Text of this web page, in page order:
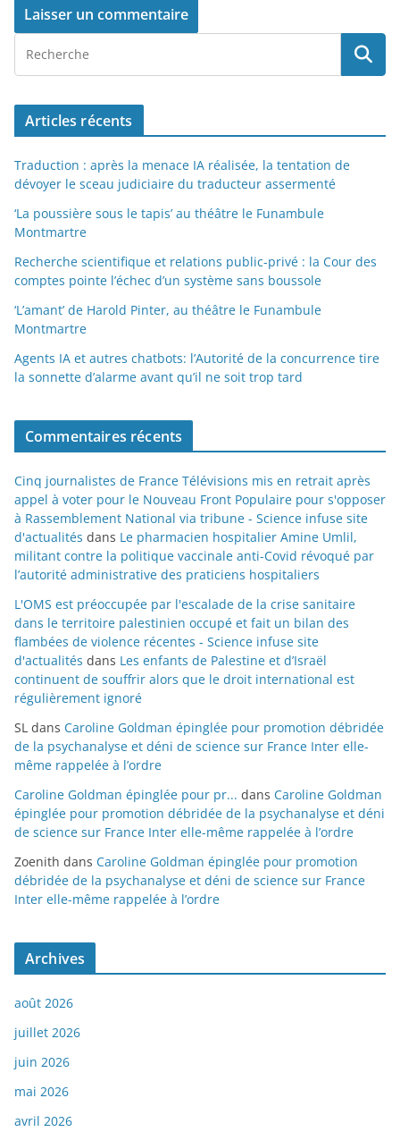
Articles récents
Traduction : après la menace IA réalisée, la tentation de
dévoyer le sceau judiciaire du traducteur assermenté
‘La poussière sous le tapis’ au théâtre le Funambule
Montmartre
Recherche scientifique et relations public-privé : la Cour des
comptes pointe l’échec d’un système sans boussole
‘L’amant’ de Harold Pinter, au théâtre le Funambule
Montmartre
Agents IA et autres chatbots: l’Autorité de la concurrence tire
la sonnette d’alarme avant qu’il ne soit trop tard
Commentaires récents
Cinq journalistes de France Télévisions mis en retrait après
appel à voter pour le Nouveau Front Populaire pour s'opposer
à Rassemblement National via tribune - Science infuse site
d'actualités dans Le pharmacien hospitalier Amine Umlil,
militant contre la politique vaccinale anti-Covid révoqué par
l’autorité administrative des praticiens hospitaliers
L'OMS est préoccupée par l'escalade de la crise sanitaire
dans le territoire palestinien occupé et fait un bilan des
flambées de violence récentes - Science infuse site
d'actualités dans Les enfants de Palestine et d’Israël
continuent de souffrir alors que le droit international est
régulièrement ignoré
SL dans Caroline Goldman épinglée pour promotion débridée
de la psychanalyse et déni de science sur France Inter elle-
même rappelée à l’ordre
Caroline Goldman épinglée pour pr... dans Caroline Goldman
épinglée pour promotion débridée de la psychanalyse et déni
de science sur France Inter elle-même rappelée à l’ordre
Zoenith dans Caroline Goldman épinglée pour promotion
débridée de la psychanalyse et déni de science sur France
Inter elle-même rappelée à l’ordre
Archives
août 2026
juillet 2026
juin 2026
mai 2026
avril 2026